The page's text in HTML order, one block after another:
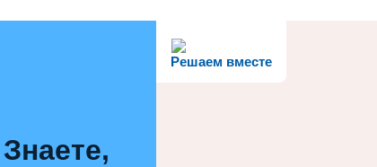
Решаем вместе